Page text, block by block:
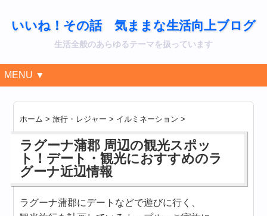
いいね！その話 気ままな生活向上ブログ
生活全般のあらゆるテーマを扱っています
MENU ▼
ホーム >旅行・レジャー > イルミネーション >
ラグーナ蒲郡 周辺の観光スポッ
ト！デート・観光におすすめのラ
グーナ近辺情報
ラグーナ蒲郡にデートなどで遊びに行く、